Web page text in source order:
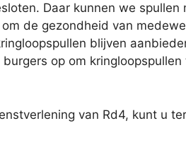
Daar kunnen we spullen
de gezondheid van
blijven
op om kringloopspullen
van Rd4, kunt u